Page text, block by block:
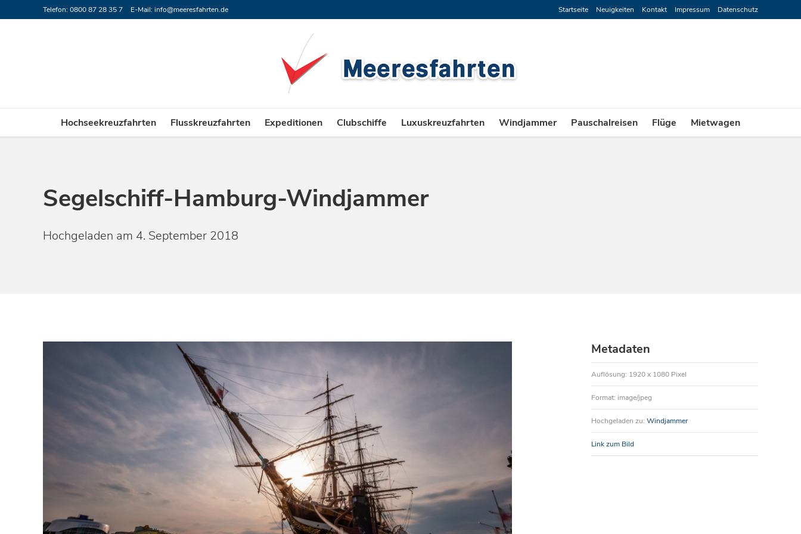
Telefon: 0800 87 28 35 7 E-Mail: info@meeresfahrten.de Startseite Neuigkeiten Kontakt Impressum Datenschutz
Hochseekreuzfahrten Flusskreuzfahrten Expeditionen Clubschiffe Luxuskreuzfahrten Windjammer Pauschalreisen Flüge Mietwagen
Segelschiff-Hamburg-Windjammer
Hochgeladen am 4. September 2018
Metadaten
Auflösung: 1920 x 1080 Pixel
Format: image/jpeg
Hochgeladen zu: Windjammer
Link zum Bild